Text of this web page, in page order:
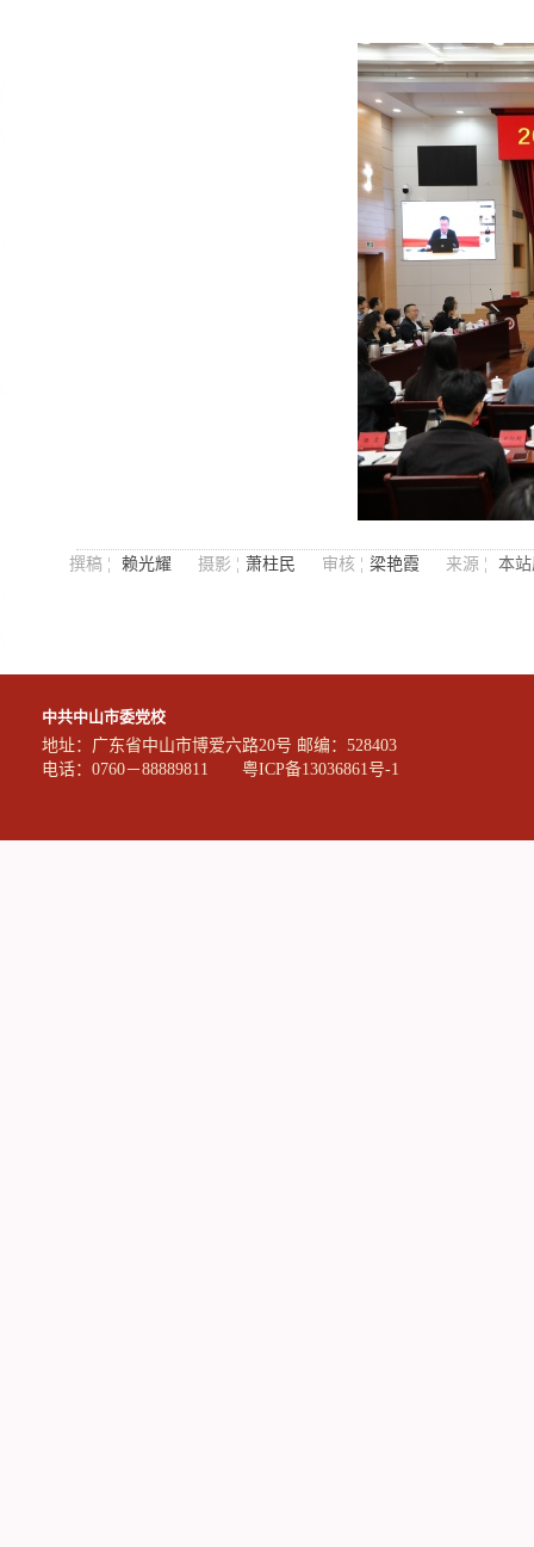
撰稿 ¦ 赖光耀 摄影 ¦ 萧柱民 审核 ¦ 梁艳霞 来源 ¦ 本
中共中山市委党校
地址：广东省中山市博爱六路20号 邮编：528403
电话：0760－88889811 粤ICP备13036861号-1